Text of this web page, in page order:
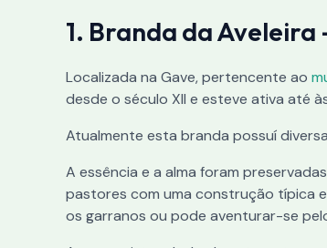
1. Branda da Aveleira
Localizada na Gave, pertencente ao
desde o século XII e esteve ativa até
Atualmente esta branda possuí
A essência e a alma foram
pastores com uma construção típica
os garranos ou pode aventurar-se